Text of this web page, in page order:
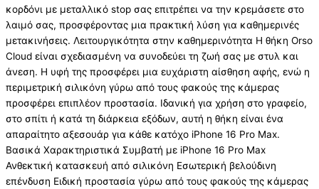
κορδόνι με μεταλλικό stop σας επιτρέπει να την κρεμάσετε στο
λαιμό σας, προσφέροντας μια πρακτική λύση για καθημερινές
μετακινήσεις. Λειτουργικότητα στην καθημερινότητα Η θήκη Orso
Cloud είναι σχεδιασμένη να συνοδεύει τη ζωή σας με στυλ και
άνεση. Η υφή της προσφέρει μια ευχάριστη αίσθηση αφής, ενώ η
περιμετρική σιλικόνη γύρω από τους φακούς της κάμερας
προσφέρει επιπλέον προστασία. Ιδανική για χρήση στο γραφείο,
στο σπίτι ή κατά τη διάρκεια εξόδων, αυτή η θήκη είναι ένα
απαραίτητο αξεσουάρ για κάθε κατόχο iPhone 16 Pro Max.
Βασικά Χαρακτηριστικά Συμβατή με iPhone 16 Pro Max
Ανθεκτική κατασκευή από σιλικόνη Εσωτερική βελούδινη
επένδυση Ειδική προστασία γύρω από τους φακούς της κάμερας